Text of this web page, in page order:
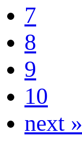
7
8
9
10
next »